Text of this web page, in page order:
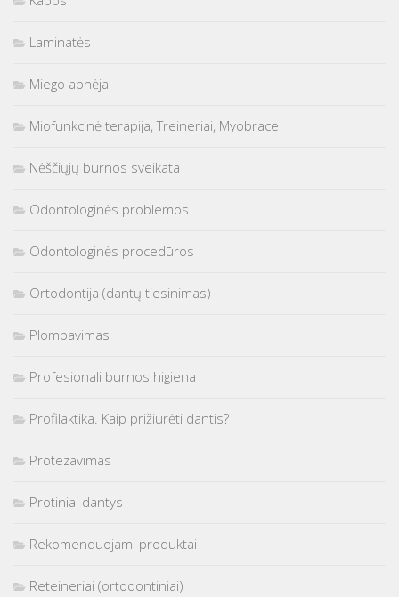
Laminatės
Miego apnėja
Miofunkcinė terapija, Treineriai, Myobrace
Nėščiųjų burnos sveikata
Odontologinės problemos
Odontologinės procedūros
Ortodontija (dantų tiesinimas)
Plombavimas
Profesionali burnos higiena
Profilaktika. Kaip prižiūrėti dantis?
Protezavimas
Protiniai dantys
Rekomenduojami produktai
Reteineriai (ortodontiniai)